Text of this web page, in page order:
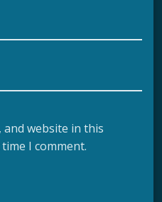
and website in this
I comment.